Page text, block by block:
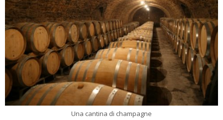
Una cantina di champagne